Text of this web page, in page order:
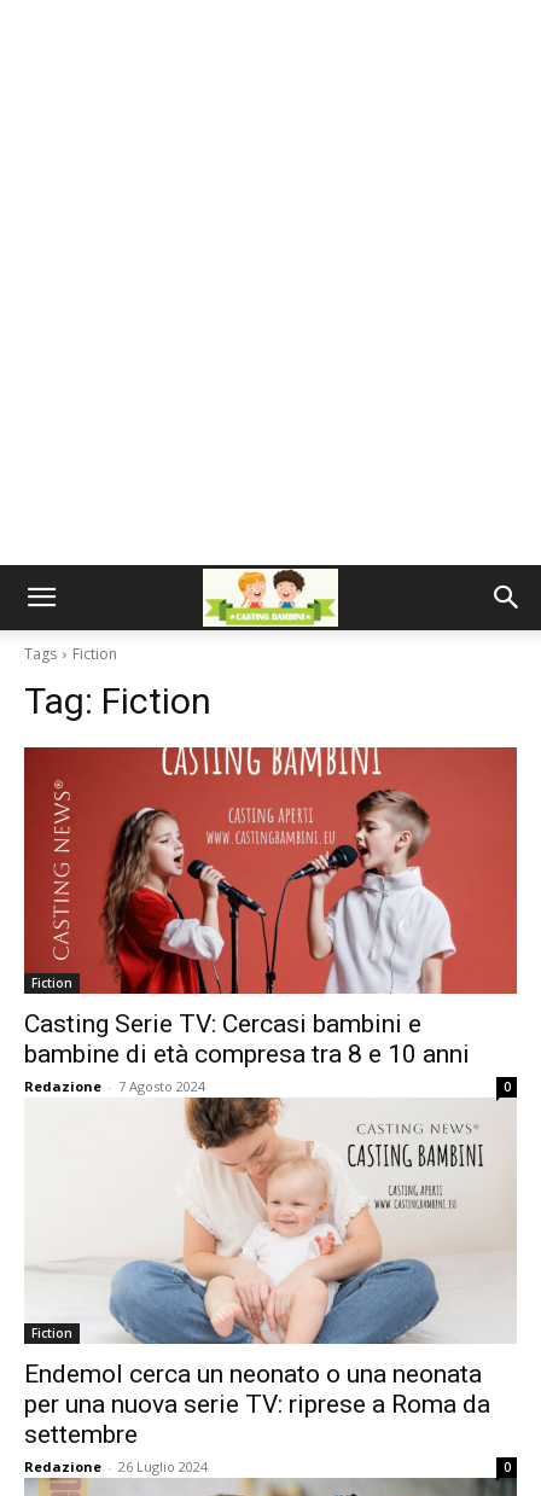
Tags Fiction
Tag: Fiction
Fiction
Casting Serie TV: Cercasi bambini e
bambine di età compresa tra 8 e 10 anni
Redazione - 7 Agosto 2024 0
Fiction
Endemol cerca un neonato o una neonata
per una nuova serie TV: riprese a Roma da
settembre
Redazione - 26 Luglio 2024 0